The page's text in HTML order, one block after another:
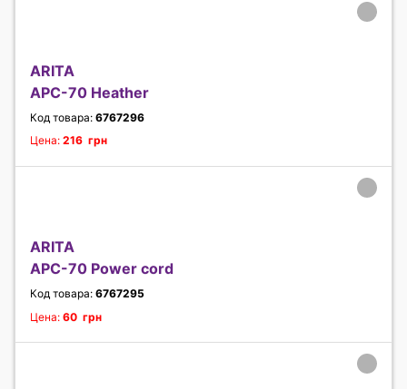
ARITA
APC-70 Heather
Код товара: 6767296
Цена: 216 грн
ARITA
APC-70 Power cord
Код товара: 6767295
Цена: 60 грн